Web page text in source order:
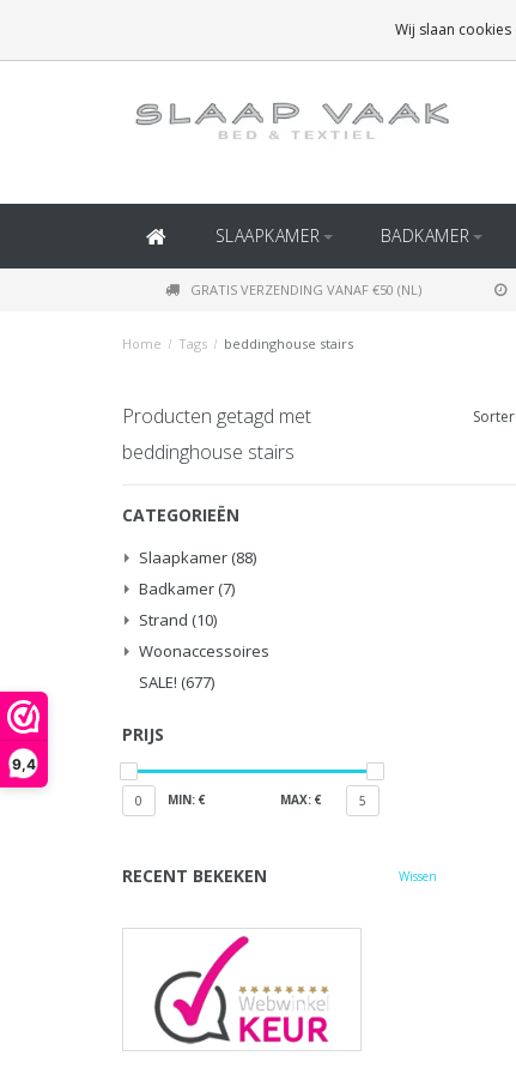
9,4
(BINNEN BELGIË)
SLAAPKAMER BADKAMER
GRATIS VERZENDING VANAF €50 (NL)
Home / Tags / beddinghouse stairs
Producten getagd met
beddinghouse stairs
CATEGORIEËN
Slaapkamer (88)
Badkamer (7)
Strand (10)
Woonaccessoires
SALE! (677)
PRIJS
0 MIN: € MAX: € 5
RECENT BEKEKEN Wissen
Wij slaan